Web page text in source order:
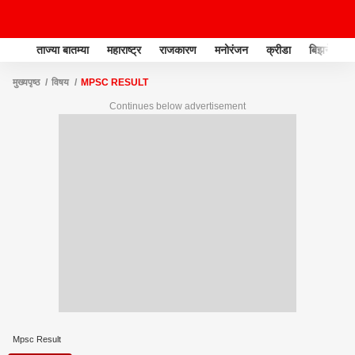
ताज्या बातम्या महाराष्ट्र राजकारण मनोरंजन क्रीडा बिझनेस
मुख्यपृष्ठ विषय MPSC RESULT
Continues below advertisement
Mpsc Result